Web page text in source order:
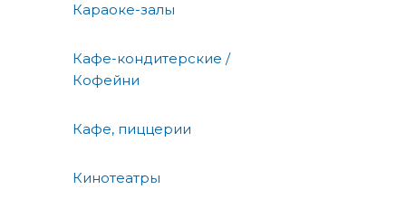
Караоке-залы
Кафе-кондитерские /
Кофейни
Кафе, пиццерии
Кинотеатры